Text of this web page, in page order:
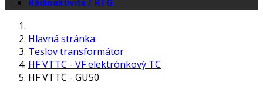
Rádioaktivita / RTG
Hlavná stránka
Teslov transformátor
HF VTTC - VF elektrónkový TC
HF VTTC - GU50